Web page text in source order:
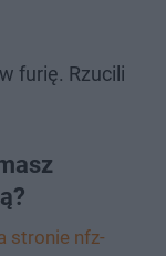
furię. Rzucili
stronie nfz-